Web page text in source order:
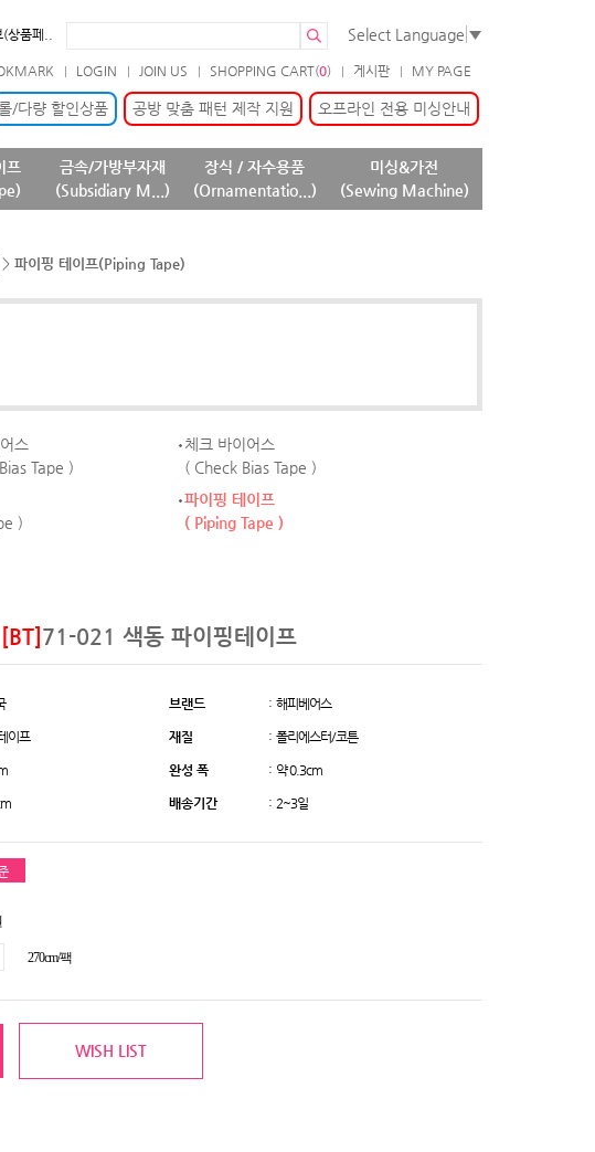
상품페..
경 안내 ..
품 안내..
Select Language ▼
MY PAGE
게시판
SHOPPING CART(0)
JOIN US
LOGIN
오프라인 전용 미싱안내
공방 맞춤 패턴 제작 지원
/다량 할인상품
프
금속/가방부자재
(Subsidiary M...)
장식 / 자수용품
(Ornamentatio...)
미싱&가전
(Sewing Machine)
> 파이핑 테이프(Piping Tape)
스
Tape )
체크 바이어스
( Check Bias Tape )
)
파이핑 테이프
( Piping Tape )
[BT] 71-021 색동 파이핑테이프
브랜드 : 해피베어스
이프 재질 : 폴리에스터/코튼
완성 폭 : 약 0.3cm
배송기간 : 2~3일
270cm/팩
WISH LIST